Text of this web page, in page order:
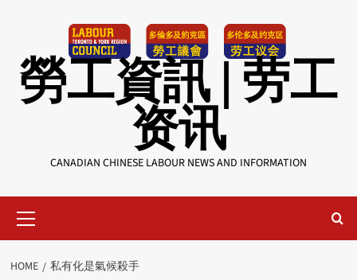
勞工資訊 | 劳工
资讯
CANADIAN CHINESE LABOUR NEWS AND INFORMATION
Menu
HOME 私有化是氣候殺手